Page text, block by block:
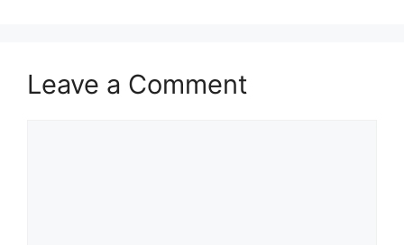
Leave a Comment